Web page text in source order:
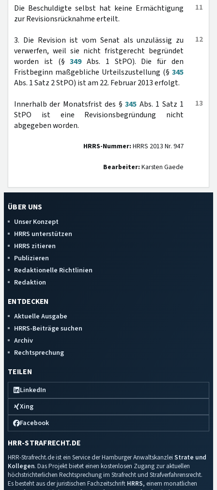
11
Die Beschuldigte selbst hat keine Ermächtigung
zur Revisionsrücknahme erteilt.
12
3. Die Revision ist vom Senat als unzulässig zu
verwerfen, weil sie nicht fristgerecht begründet
worden ist (§349Abs. 1 StPO). Die für den
Fristbeginn maßgebliche Urteilszustellung (§ 345
Abs. 1 Satz 2 StPO) ist am 22. Februar 2013 erfolgt.
13
Innerhalb der Monatsfrist des §345 Abs. 1 Satz 1
StPO ist eine Revisionsbegründung nicht
abgegeben worden.
HRRS-Nummer: HRRS 2013 Nr. 947
Bearbeiter: Karsten Gaede
ÜBER UNS
Unser Konzept
HRRS unterstützen
HRRS zitieren
Publizieren
Redaktionelle Richtlinien
Redaktion
ENTDECKEN
Aktuelle Ausgabe
HRRS-Beiträge suchen
Archiv
Rechtsprechung
TEILEN
LinkedIn
Xing
Facebook
HRR-STRAFRECHT.DE
HRR-Strafrecht.de ist ein Service der Hamburger Anwaltskanzlei Strate und
Kollegen. Das Projekt bietet einen kostenlosen Zugang zur aktuellen
höchstrichterlichen Rechtsprechung im Strafrecht und Strafverfahrensrecht.
Es besteht aus der juristischen Fachzeitschrift HRRS, einem monatlichen